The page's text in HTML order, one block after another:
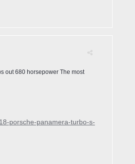
out 680 horsepower The most
porsche-panamera-turbo-s-